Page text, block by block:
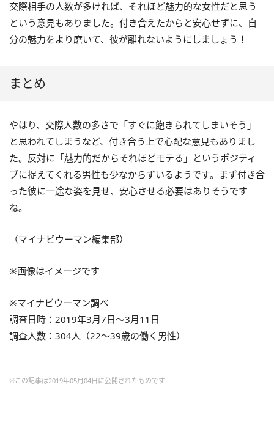
交際相手の人数が多ければ、それほど魅力的な女性だと思う
という意見もありました。付き合えたからと安心せずに、自
分の魅力をより磨いて、彼が離れないようにしましょう！
まとめ
やはり、交際人数の多さで「すぐに飽きられてしまいそう」
と思われてしまうなど、付き合う上で心配な意見もありまし
た。反対に「魅力的だからそれほどモテる」というポジティ
ブに捉えてくれる男性も少なからずいるようです。まず付き合
った彼に一途な姿を見せ、安心させる必要はありそうです
ね。
（マイナビウーマン編集部）
※画像はイメージです
※マイナビウーマン調べ
調査日時：2019年3月7日～3月11日
調査人数：304人（22～39歳の働く男性）
※この記事は2019年05月04日に公開されたものです